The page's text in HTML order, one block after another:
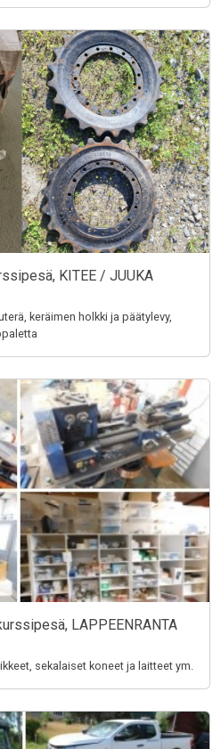
KITEE / JUUKA
keräimen holkki ja päätylevy,
LAPPEENRANTA
sekalaiset koneet ja laitteet ym.